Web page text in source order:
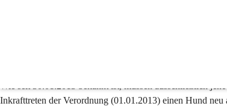
Inkrafttreten der Verordnung (01.01.2013) einen Hund